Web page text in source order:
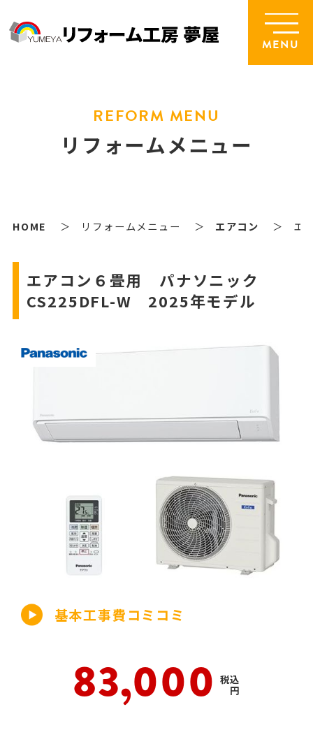
MENU
REFORM MENU
リフォームメニュー
HOME リフォームメニュー エアコン エ
エアコン６畳用 パナソニック
CS225DFL-W 2025年モデル
基本工事費コミコミ
83,000 税込
円